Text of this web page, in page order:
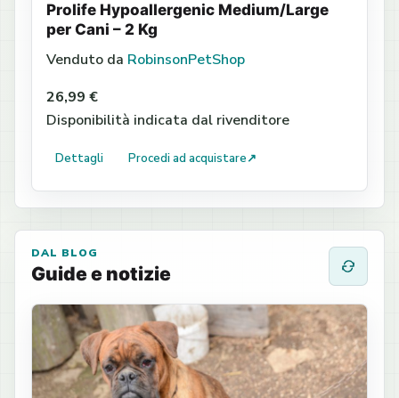
Prolife Hypoallergenic Medium/Large
per Cani – 2 Kg
Venduto da RobinsonPetShop
26,99 €
Disponibilità indicata dal rivenditore
Dettagli Procedi ad acquistare↗
DAL BLOG
Guide e notizie